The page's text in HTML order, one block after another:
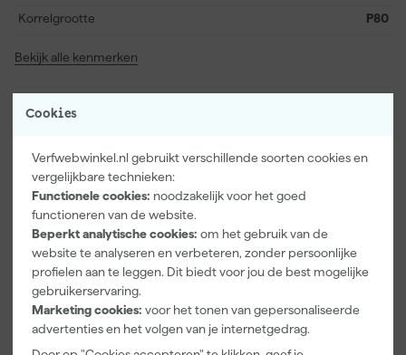
Cookies
Verfwebwinkel.nl gebruikt verschillende soorten cookies en
vergelijkbare technieken:
Functionele cookies: noodzakelijk voor het goed
functioneren van de website.
Beperkt analytische cookies: om het gebruik van de
website te analyseren en verbeteren, zonder persoonlijke
profielen aan te leggen. Dit biedt voor jou de best mogelijke
gebruikerservaring.
Marketing cookies: voor het tonen van gepersonaliseerde
advertenties en het volgen van je internetgedrag.
Korrelgrootte
P80
Bekijk alle kenmerken
Vaak gekocht met
Paintura
Go!Paint
Anza PRO